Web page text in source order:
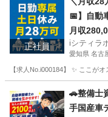
正社員
📅】自動
月収
iシティラ
愛知県 名古
【求人No.i000184】 ✨ ここが
その他
🚗整備士
手国産車